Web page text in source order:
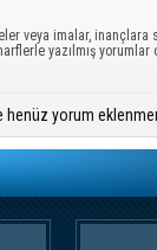
veya imalar, inançlara
yazılmış yorumlar
henüz yorum